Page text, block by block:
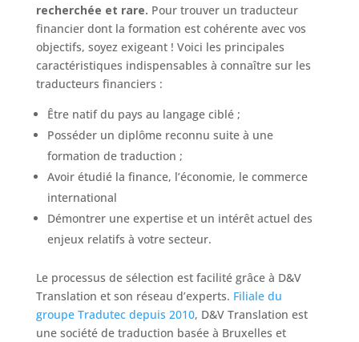
recherchée et rare. Pour trouver un traducteur
financier dont la formation est cohérente avec vos
objectifs, soyez exigeant ! Voici les principales
caractéristiques indispensables à connaître sur les
traducteurs financiers :
Être natif du pays au langage ciblé ;
Posséder un diplôme reconnu suite à une
formation de traduction ;
Avoir étudié la finance, l’économie, le commerce
international
Démontrer une expertise et un intérêt actuel des
enjeux relatifs à votre secteur.
Le processus de sélection est facilité grâce à D&V
Translation et son réseau d’experts. Filiale du
groupe Tradutec depuis 2010, D&V Translation est
une société de traduction basée à Bruxelles et